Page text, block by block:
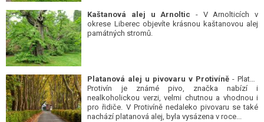
Kaštanová alej u Arnoltic - V Arnolticích v
okrese Liberec objevíte krásnou kaštanovou alej
památných stromů.
Platanová alej u pivovaru v Protivíně - Platan
Protivín je známé pivo, značka nabízí i
nealkoholickou verzi, velmi chutnou a vhodnou i
pro řidiče. V Protivíně nedaleko pivovaru se také
nachází platanová alej, byla vysázena v roce...